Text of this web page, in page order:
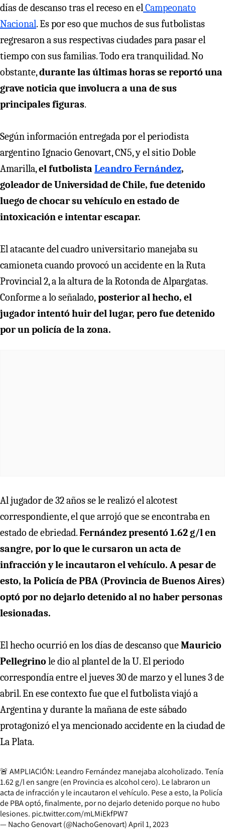
días de descanso tras el receso en elCampeonato
Nacional. Es por eso que muchos de sus futbolistas
regresaron a sus respectivas ciudades para pasar el
tiempo con sus familias. Todo era tranquilidad. No
obstante,durante las últimas horas se reportó una
grave noticia que involucra a una de sus
principales figuras.
Según información entregada por el periodista
argentino Ignacio Genovart, CN5, y el sitio Doble
Amarilla,el futbolista Leandro Fernández,
goleador de Universidad de Chile, fue detenido
luego de chocar su vehículo en estado de
intoxicación e intentar escapar.
El atacante del cuadro universitario manejaba su
camioneta cuando provocó un accidente en la Ruta
Provincial 2, a la altura de la Rotonda de Alpargatas.
Conforme a lo señalado,posterior al hecho, el
jugador intentó huir del lugar, pero fue detenido
por un policía de la zona.
Al jugador de 32 años se le realizó el alcotest
correspondiente, el que arrojó que se encontraba en
estado de ebriedad.Fernández presentó 1.62 g/l en
sangre, por lo que le cursaron un acta de
infracción y le incautaron el vehículo. A pesar de
esto, la Policía de PBA (Provincia de Buenos Aires)
optó por no dejarlo detenido al no haber personas
lesionadas.
El hecho ocurrió en los días de descanso queMauricio
Pellegrino le dio al plantel de la U. El periodo
correspondía entre el jueves 30 de marzo y el lunes 3 de
abril. En ese contexto fue que el futbolista viajó a
Argentina y durante la mañana de este sábado
protagonizó el ya mencionado accidente en la ciudad de
La Plata.
🚨 AMPLIACIÓN: Leandro Fernández manejaba alcoholizado. Tenía
1.62 g/l en sangre (en Provincia es alcohol cero). Le labraron un
acta de infracción y le incautaron el vehículo. Pese a esto, la Policía
de PBA optó, finalmente, por no dejarlo detenido porque no hubo
lesiones. pic.twitter.com/mLMiEkfPW7
— Nacho Genovart (@NachoGenovart)April 1, 2023